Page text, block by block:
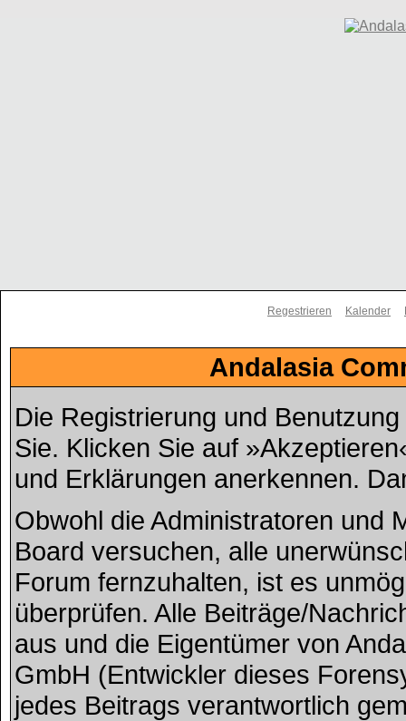
Regestrieren Kalender
Andalasia
Die Registrierung und
Sie. Klicken Sie auf
und Erklärungen anerkennen.
Obwohl die Administratoren und
Board versuchen, alle
Forum fernzuhalten, ist es
überprüfen. Alle Beiträge/
aus und die Eigentümer von
GmbH (Entwickler dieses
jedes Beitrags verantwortlich